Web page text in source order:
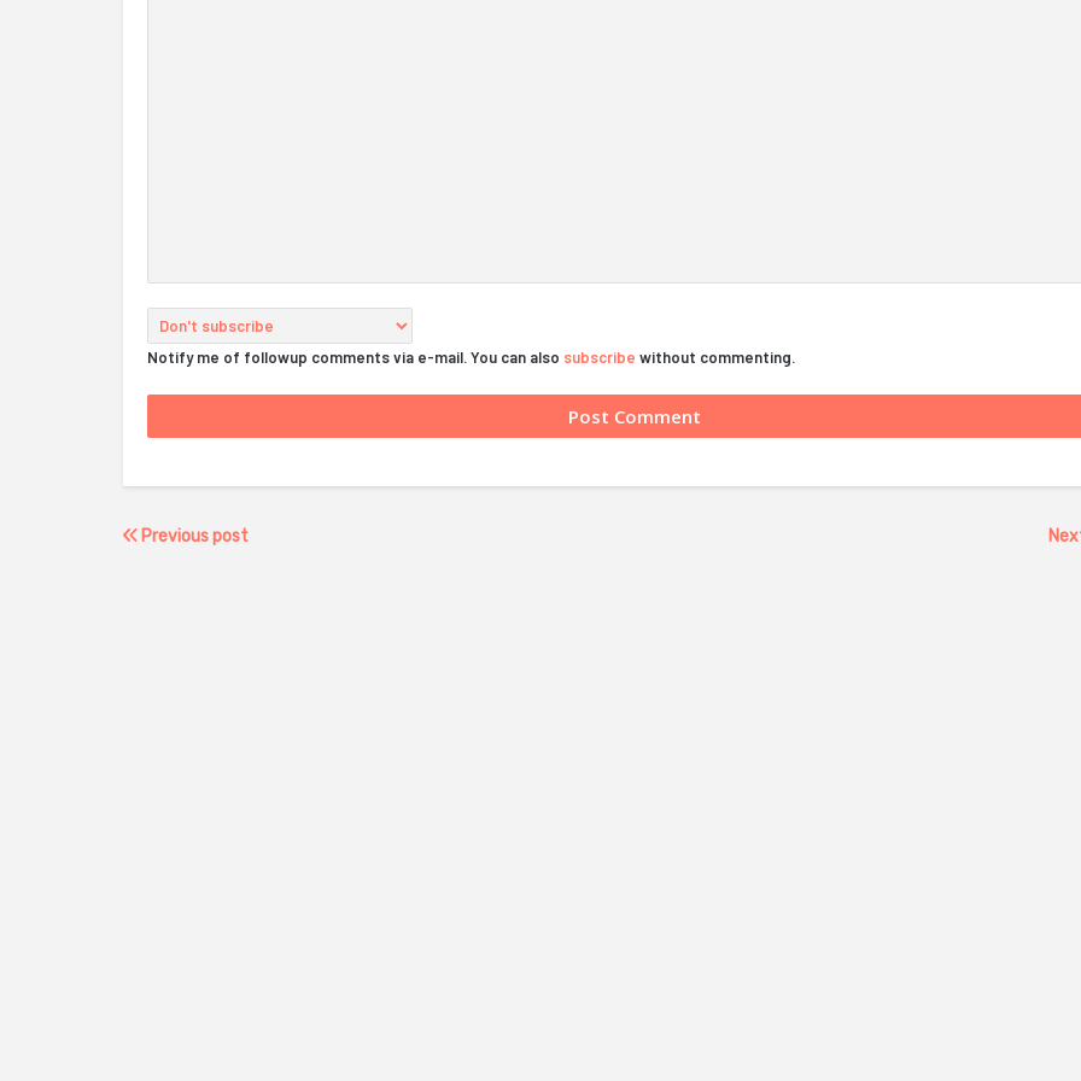
Notify me of followup comments via e-mail. You can also subscribe without commenting.
Previous post